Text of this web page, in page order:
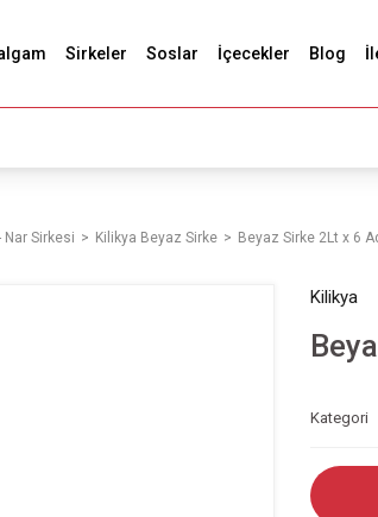
Sirkeler Soslar İçecekler Blog
Nar Sirkesi Kilikya Beyaz Sirke Beyaz Sirke 2Lt x 6
Kilikya
Kategori